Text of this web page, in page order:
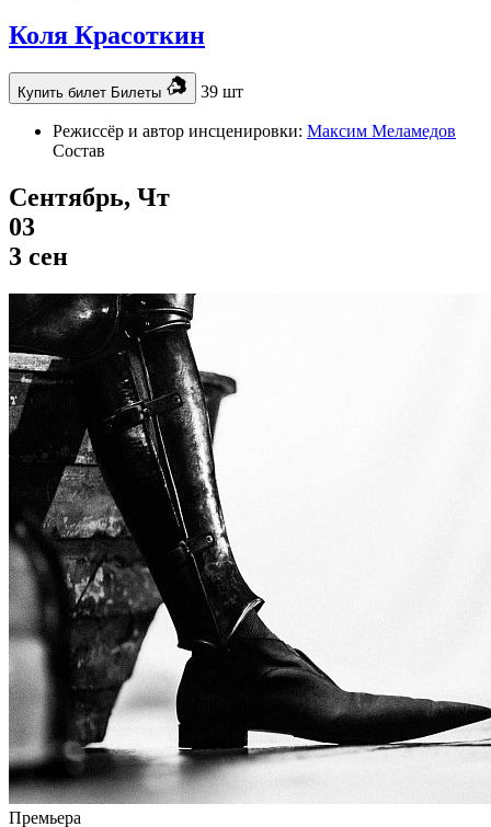
Коля Красоткин
Купить билет Билеты 39 шт
Режиссёр и автор инсценировки: Максим Меламедов
Состав
Сентябрь, Чт
03
3 сен
Премьера